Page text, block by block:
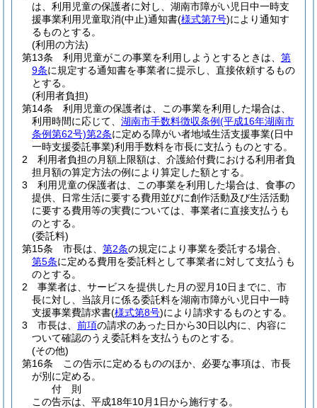
は、利用児童の保護者に対し、湖南市障がい児日中一時支
援事業利用児童取消(中止)通知書(様式第7号)により通知す
るものとする。
(利用の方法)
第13条
利用児童がこの事業を利用しようとするときは、 第
9条に規定する通知書を事業者に提示し、直接依頼するもの
とする。
(利用者負担)
第14条
利用児童の保護者は、この事業を利用した場合は、
利用時間に応じて、 湖南市手数料徴収条例(平成16年湖南市
条例第62号)第2条に定める障がい者地域生活支援事業(日中
一時支援委託事業)利用手数料を市長に支払うものとする。
2
利用者負担の月額上限額は、介護給付費における利用者負
担月額の算定方法の例により算定した額とする。
3
利用児童の保護者は、この事業を利用した場合は、食事の
提供、日常生活に要する費用並びに創作活動及び生活活動
に要する費用等の実費については、事業者に直接支払うも
のとする。
(委託料)
第15条
市長は、 第2条の規定により事業を委託する場合、
第5条に定める費用を委託料として事業者に対して支払うも
のとする。
2
事業者は、サービスを提供した月の翌月10日までに、市
長に対し、当該月に係る委託料を湖南市障がい児日中一時
支援事業費請求書(様式第8号)により請求するものとする。
3
市長は、 前項の請求のあった日から30日以内に、内容に
ついて確認のうえ委託料を支払うものとする。
(その他)
第16条
この告示に定めるもののほか、必要な事項は、市長
が別に定める。
付 則
この告示は、平成18年10月1日から施行する。